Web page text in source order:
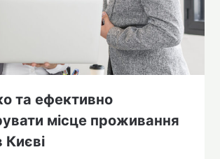
та ефективно
місце проживання